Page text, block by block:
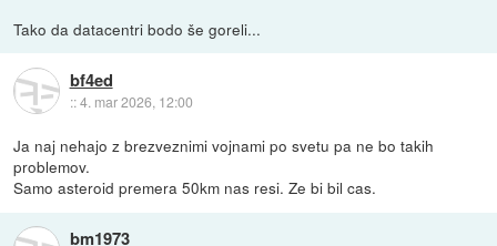
Tako da datacentri bodo še goreli...
bf4ed
::4. mar 2026, 12:00
Ja naj nehajo z brezveznimi vojnami po svetu pa ne bo takih
problemov.
Samo asteroid premera 50km nas resi. Ze bi bil cas.
bm1973